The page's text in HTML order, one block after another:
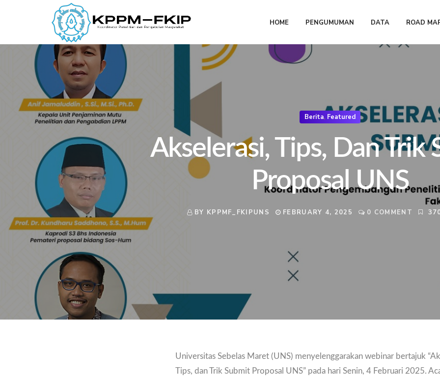
HOME PENGUMUMAN DATA ROAD
Berita, Featured
Akselerasi, Tips, Dan Trik
Proposal UNS
BY KPPMF_FKIPUNS FEBRUARY 4, 2025 0 COMMENT
Universitas Sebelas Maret (UNS) menyelenggarakan webinar bertajuk
Tips, dan Trik Submit Proposal UNS” pada hari Senin, 4 Februari 2025.